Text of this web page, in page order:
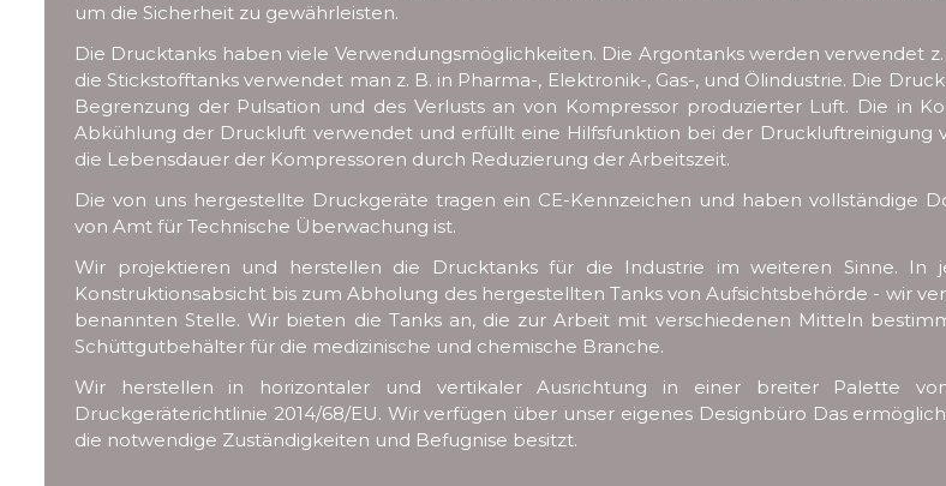
um die Sicherheit zu gewährleisten.
Die Drucktanks haben viele Verwendungsmöglichkeiten. Die Argontanks werden verwendet
die Stickstofftanks verwendet man z. B. in Pharma-, Elektronik-, Gas-, und Ölindustrie. Die
Begrenzung der Pulsation und des Verlusts an von Kompressor produzierter Luft. Die in
Abkühlung der Druckluft verwendet und erfüllt eine Hilfsfunktion bei der Druckluftreinigung
die Lebensdauer der Kompressoren durch Reduzierung der Arbeitszeit.
Die von uns hergestellte Druckgeräte tragen ein CE-Kennzeichen und haben vollständige
von Amt für Technische Überwachung ist.
Wir projektieren und herstellen die Drucktanks für die Industrie im weiteren Sinne. In
Konstruktionsabsicht bis zum Abholung des hergestellten Tanks von Aufsichtsbehörde - wir
benannten Stelle. Wir bieten die Tanks an, die zur Arbeit mit verschiedenen Mitteln
Schüttgutbehälter für die medizinische und chemische Branche.
Wir herstellen in horizontaler und vertikaler Ausrichtung in einer breiter Palette
Druckgeräterichtlinie 2014/68/EU. Wir verfügen über unser eigenes Designbüro Das
die notwendige Zuständigkeiten und Befugnise besitzt.